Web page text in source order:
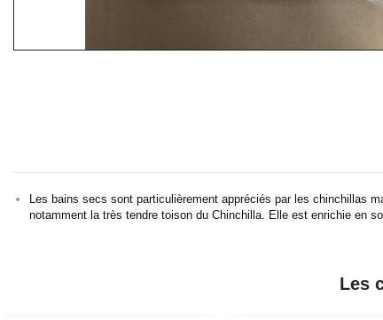
Les bains secs sont particulièrement appréciés par les chinchillas
notamment la très tendre toison du Chinchilla. Elle est enrichie en
Les